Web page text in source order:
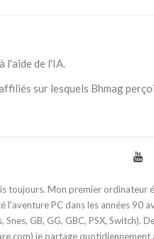
l'aide de l'IA.
sur lesquels Bhmag
toujours. Mon premier ordinateur
l'aventure PC dans les années 90
GB, GG, GBC, PSX, Switch).
je partage quotidiennement